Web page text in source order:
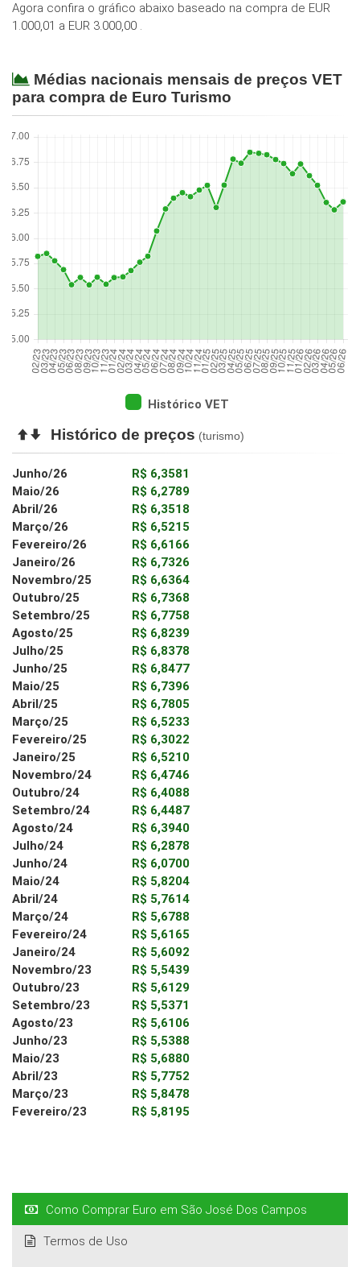
Agora confira o gráfico abaixo baseado na compra de EUR
1.000,01 a EUR 3.000,00 .
Médias nacionais mensais de preços VET
para compra de Euro Turismo
Histórico VET
Histórico de preços (turismo)
Junho/26
R$ 6,3581
Maio/26
R$ 6,2789
Abril/26
R$ 6,3518
Março/26
R$ 6,5215
Fevereiro/26
R$ 6,6166
Janeiro/26
R$ 6,7326
Novembro/25
R$ 6,6364
Outubro/25
R$ 6,7368
Setembro/25
R$ 6,7758
Agosto/25
R$ 6,8239
Julho/25
R$ 6,8378
Junho/25
R$ 6,8477
Maio/25
R$ 6,7396
Abril/25
R$ 6,7805
Março/25
R$ 6,5233
Fevereiro/25
R$ 6,3022
Janeiro/25
R$ 6,5210
Novembro/24
R$ 6,4746
Outubro/24
R$ 6,4088
Setembro/24
R$ 6,4487
Agosto/24
R$ 6,3940
Julho/24
R$ 6,2878
Junho/24
R$ 6,0700
Maio/24
R$ 5,8204
Abril/24
R$ 5,7614
Março/24
R$ 5,6788
Fevereiro/24
R$ 5,6165
Janeiro/24
R$ 5,6092
Novembro/23
R$ 5,5439
Outubro/23
R$ 5,6129
Setembro/23
R$ 5,5371
Agosto/23
R$ 5,6106
Junho/23
R$ 5,5388
Maio/23
R$ 5,6880
Abril/23
R$ 5,7752
Março/23
R$ 5,8478
Fevereiro/23
R$ 5,8195
Como Comprar Euro em São José Dos Campos
Termos de Uso